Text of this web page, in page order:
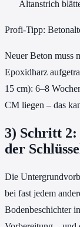
Altanstrich
Profi-Tipp:
Neuer Beton muss
Epoxidharz
15 cm): 6–8
CM liegen – das
3) Schritt
der
Die
bei fast jedem
Bodenbeschichter